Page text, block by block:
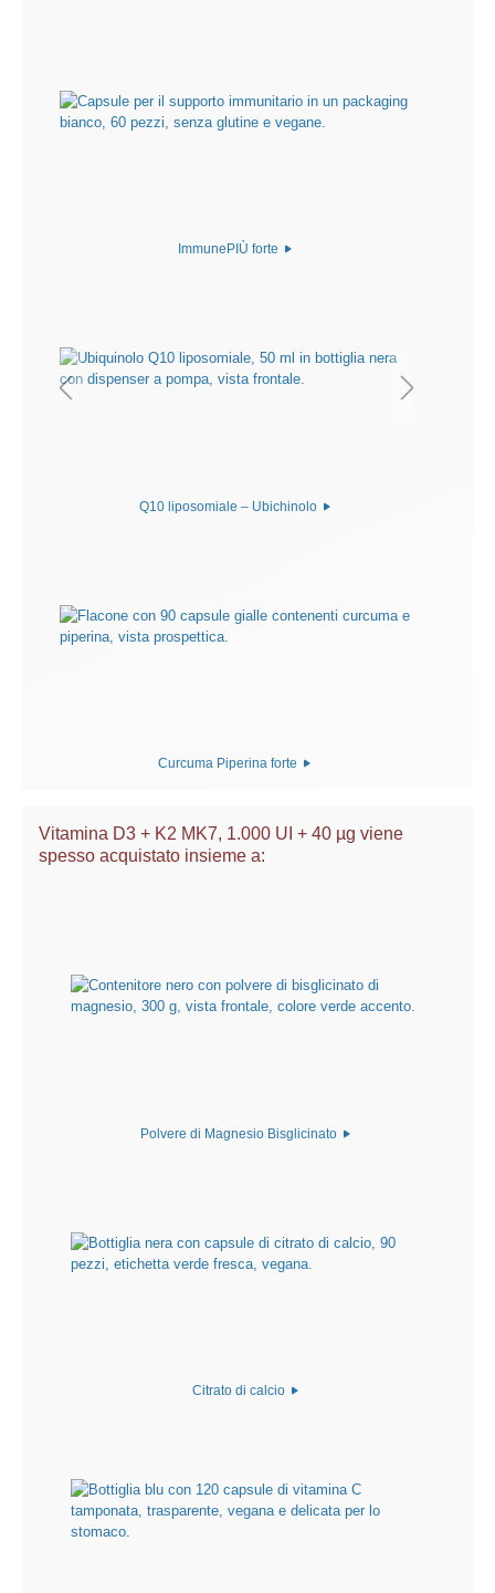
ImmunePIÙ forte
Q10 liposomiale – Ubichinolo
Curcuma Piperina forte
Vitamina D3 + K2 MK7, 1.000 UI + 40 µg viene
spesso acquistato insieme a:
Polvere di Magnesio Bisglicinato
Citrato di calcio